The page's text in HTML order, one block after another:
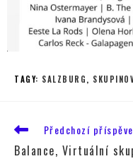
TAGY: SALZBURG,
Předchozí
Balance, Virtuální